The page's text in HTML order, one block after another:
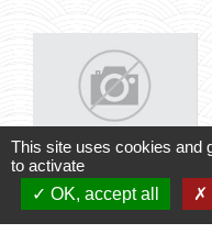
CIMETIERE
This site uses cookies and
to activate
OK, accept all